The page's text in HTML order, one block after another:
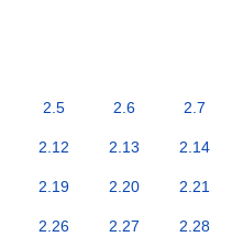
2.5 2.6 2.7
2.12 2.13 2.14
2.19 2.20 2.21
2.26 2.27 2.28